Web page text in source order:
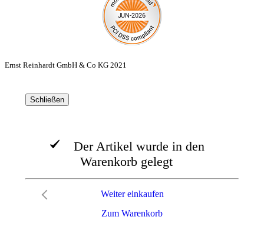
Ernst Reinhardt GmbH & Co KG 2021
Schließen
Der Artikel wurde in den
Warenkorb gelegt
Zum Warenkorb
Weiter einkaufen